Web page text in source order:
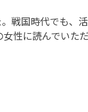
戦国時代でも、
性に読んでいただ